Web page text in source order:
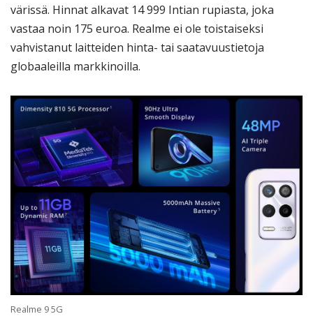
värissä. Hinnat alkavat 14 999 Intian rupiasta, joka
vastaa noin 175 euroa. Realme ei ole toistaiseksi
vahvistanut laitteiden hinta- tai saatavuustietoja
globaaleilla markkinoilla.
Realme 9 5G